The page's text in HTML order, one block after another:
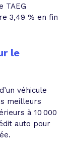
TAEG
3,49 % en fin
le
véhicule
meilleurs
à 10 000
auto pour